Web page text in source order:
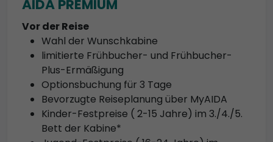
AIDA PREMIUM
Vor der Reise
Wahl der Wunschkabine
limitierte Frühbucher- und Frühbucher-
Plus-Ermäßigung
Optionsbuchung für 3 Tage
Bevorzugte Reiseplanung über MyAIDA
Kinder-Festpreise ( 2-15 Jahre) im 3./4./5.
Bett der Kabine*